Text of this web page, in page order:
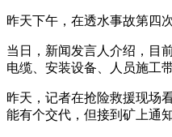
昨天下午，在透水事故第四
当日，新闻发言人介绍，目
电缆、安装设备、人员施工
昨天，记者在抢险救援现场
能有个交代，但接到矿上通